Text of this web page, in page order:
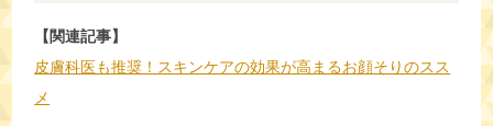
【関連記事】
皮膚科医も推奨！スキンケアの効果が高まるお顔そりのスス
メ